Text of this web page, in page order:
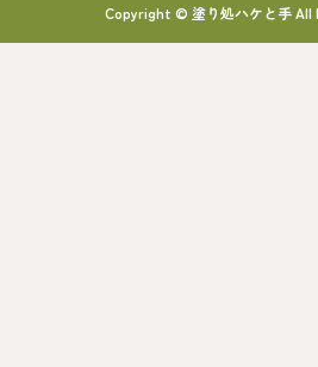
Copyright © 塗り処ハケと手 All